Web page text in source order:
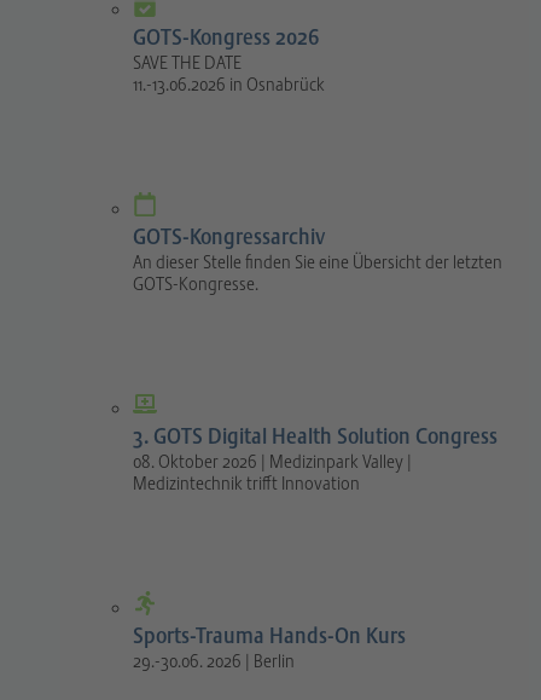
GOTS-Kongress 2026
SAVE THE DATE
11.-13.06.2026 in Osnabrück
GOTS-Kongressarchiv
An dieser Stelle finden Sie eine Übersicht der letzten
GOTS-Kongresse.
3. GOTS Digital Health Solution Congress
08. Oktober 2026 | Medizinpark Valley |
Medizintechnik trifft Innovation
Sports-Trauma Hands-On Kurs
29.-30.06. 2026 | Berlin